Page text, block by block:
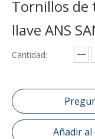
Tornillos de
llave ANS
Cantidad:
Añadir